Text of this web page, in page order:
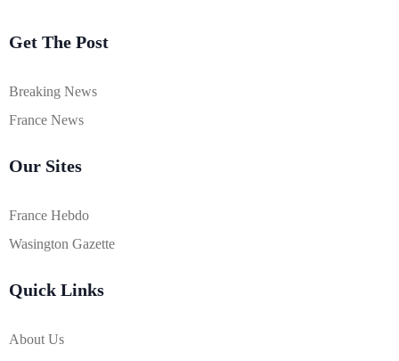
Get The Post
Breaking News
France News
Our Sites
France Hebdo
Wasington Gazette
Quick Links
About Us